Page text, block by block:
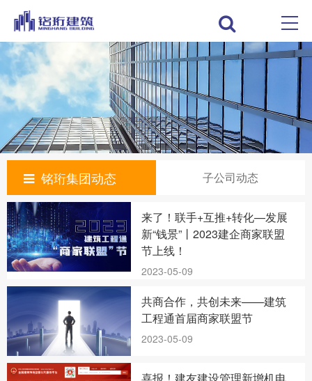
铭珩集团动态 子公司动态
来了！联手+互推+转化—发展
新“钱景”丨2023建企商家联盟
节上线！
2023-05-09
共商合作，共创未来——建筑
工程通首届商家联盟节
2023-05-09